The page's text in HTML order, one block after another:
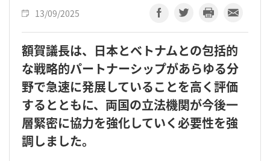
13/09/2025
額賀議長は、日本とベトナムとの包括的
な戦略的パートナーシップがあらゆる分
野で急速に発展していることを高く評価
するとともに、両国の立法機関が今後一
層緊密に協力を強化していく必要性を強
調しました。